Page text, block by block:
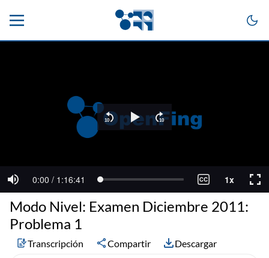
Modo Nivel: Examen Diciembre 2011:
Problema 1
Transcripción Compartir Descargar